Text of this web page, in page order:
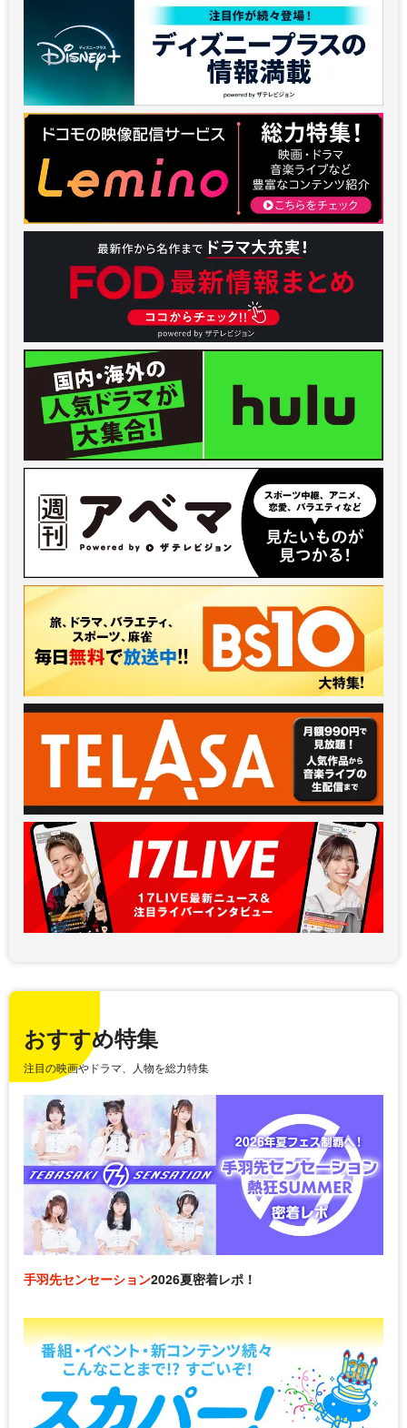
おすすめ特集
注目の映画やドラマ、人物を総力特集
手羽先センセーション2026夏密着レポ！